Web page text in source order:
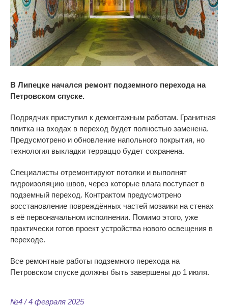
В Липецке начался ремонт подземного перехода на
Петровском спуске.
Подрядчик приступил к демонтажным работам. Гранитная
плитка на входах в переход будет полностью заменена.
Предусмотрено и обновление напольного покрытия, но
технология выкладки терраццо будет сохранена.
Специалисты отремонтируют потолки и выполнят
гидроизоляцию швов, через которые влага поступает в
подземный переход. Контрактом предусмотрено
восстановление повреждённых частей мозаики на стенах
в её первоначальном исполнении. Помимо этого, уже
практически готов проект устройства нового освещения в
переходе.
Все ремонтные работы подземного перехода на
Петровском спуске должны быть завершены до 1 июля.
№4 / 4 февраля 2025